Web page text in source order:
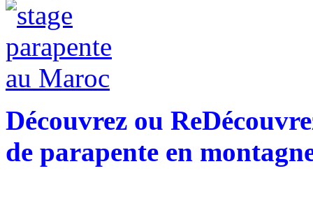
Découvrez ou
de parapente en